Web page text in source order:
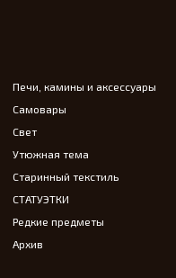
Печи, камины и аксессуары
Самовары
Свет
Утюжная тема
Старинный текстиль
СТАТУЭТКИ
Редкие предметы
Архив